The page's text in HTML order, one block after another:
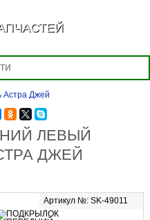
Астра Джей
ЛЕВЫЙ
ДЖЕЙ
Артикул №: SK-49011